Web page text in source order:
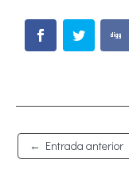
← Entrada anterior